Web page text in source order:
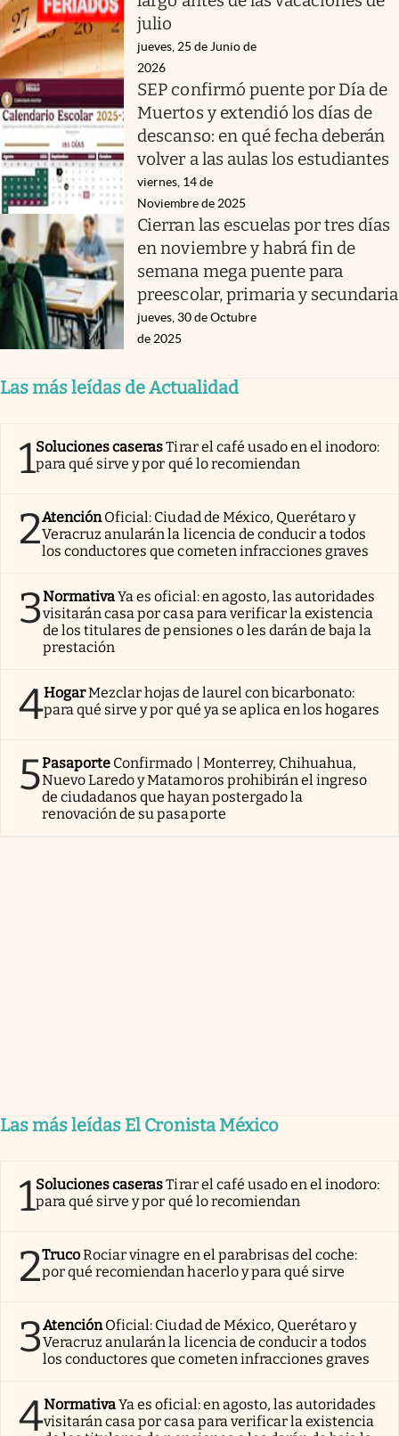
julio
jueves, 25 de Junio de
2026
SEP confirmó puente por Día de
Muertos y extendió los días de
descanso: en qué fecha deberán
volver a las aulas los estudiantes
viernes, 14 de
Noviembre de 2025
Cierran las escuelas por tres días
en noviembre y habrá fin de
semana mega puente para
preescolar, primaria y secundaria
jueves, 30 de Octubre
de 2025
Las más leídas de Actualidad
1Soluciones caserasTirar el café usado en el inodoro:
para qué sirve y por qué lo recomiendan
2AtenciónOficial: Ciudad de México, Querétaro y
Veracruz anularán la licencia de conducir a todos
los conductores que cometen infracciones graves
3NormativaYa es oficial: en agosto, las autoridades
visitarán casa por casa para verificar la existencia
de los titulares de pensiones o les darán de baja la
prestación
4HogarMezclar hojas de laurel con bicarbonato:
para qué sirve y por qué ya se aplica en los hogares
5Pasaporte Confirmado | Monterrey, Chihuahua,
Nuevo Laredo y Matamoros prohibirán el ingreso
de ciudadanos que hayan postergado la
renovación de su pasaporte
Las más leídas El Cronista México
1Soluciones caserasTirar el café usado en el inodoro:
para qué sirve y por qué lo recomiendan
2TrucoRociar vinagre en el parabrisas del coche:
por qué recomiendan hacerlo y para qué sirve
3AtenciónOficial: Ciudad de México, Querétaro y
Veracruz anularán la licencia de conducir a todos
los conductores que cometen infracciones graves
4NormativaYa es oficial: en agosto, las autoridades
visitarán casa por casa para verificar la existencia